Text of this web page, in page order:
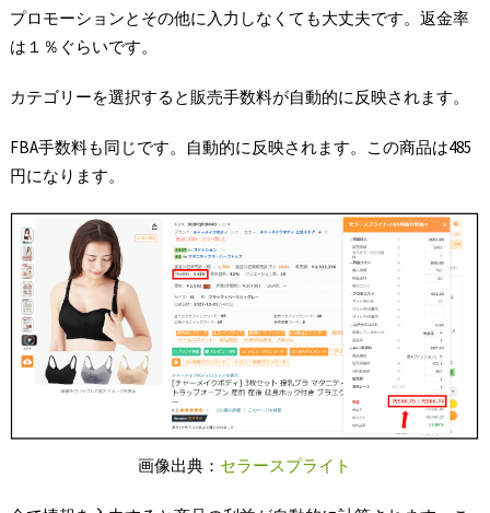
プロモーションとその他に入力しなくても大丈夫です。返金率
は１％ぐらいです。
カテゴリーを選択すると販売手数料が自動的に反映されます。
FBA手数料も同じです。自動的に反映されます。この商品は485
円になります。
画像出典： セラースプライト